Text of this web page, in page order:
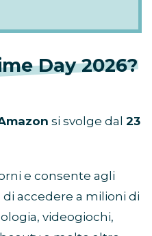
Day 2026?
si svolge dal 23
e consente agli
accedere a milioni di
videogiochi,